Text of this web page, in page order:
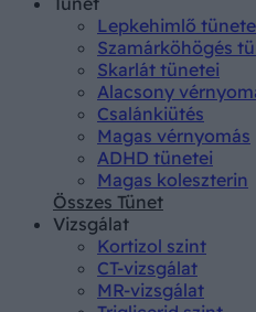
Lepkehimlő
Szamárköhögés
Skarlát tünetei
Alacsony
Csalánkiütés
Magas vérnyomás
ADHD tünetei
Magas koleszterin
Összes Tünet
Vizsgálat
Kortizol szint
CT-vizsgálat
MR-vizsgálat